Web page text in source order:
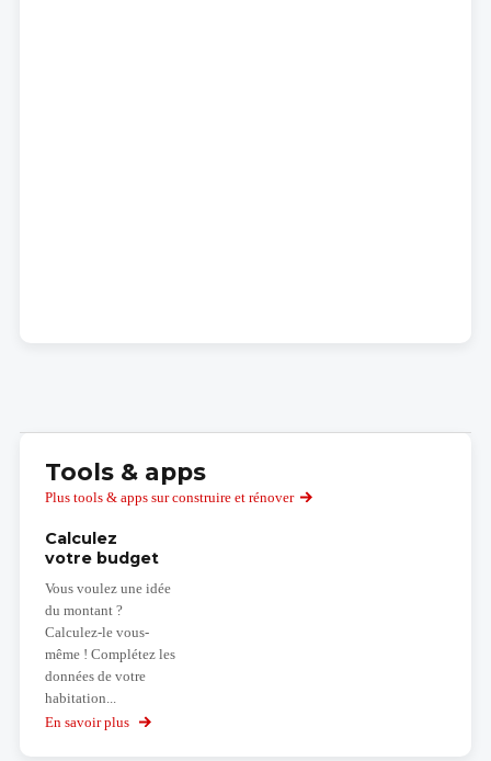
Tools & apps
Plus tools & apps sur construire et rénover
Calculez
votre budget
Vous voulez une idée
du montant ?
Calculez-le vous-
même ! Complétez les
données de votre
habitation...
En savoir plus
sur